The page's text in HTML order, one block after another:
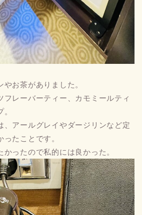
お茶がありました。
フレーバーティー、カモミールティ
、アールグレイやダージリンなど定
たことです。
ったので私的には良かった。